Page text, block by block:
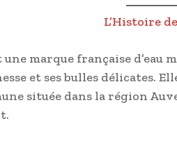
L’Histoire
une marque française d’eau
et ses bulles délicates.
située dans la région